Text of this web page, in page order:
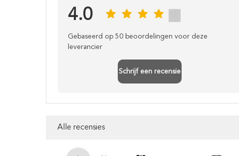
4.0
Gebaseerd op 50 beoordelingen voor deze
leverancier
Schrijf een recensie
Alle recensies